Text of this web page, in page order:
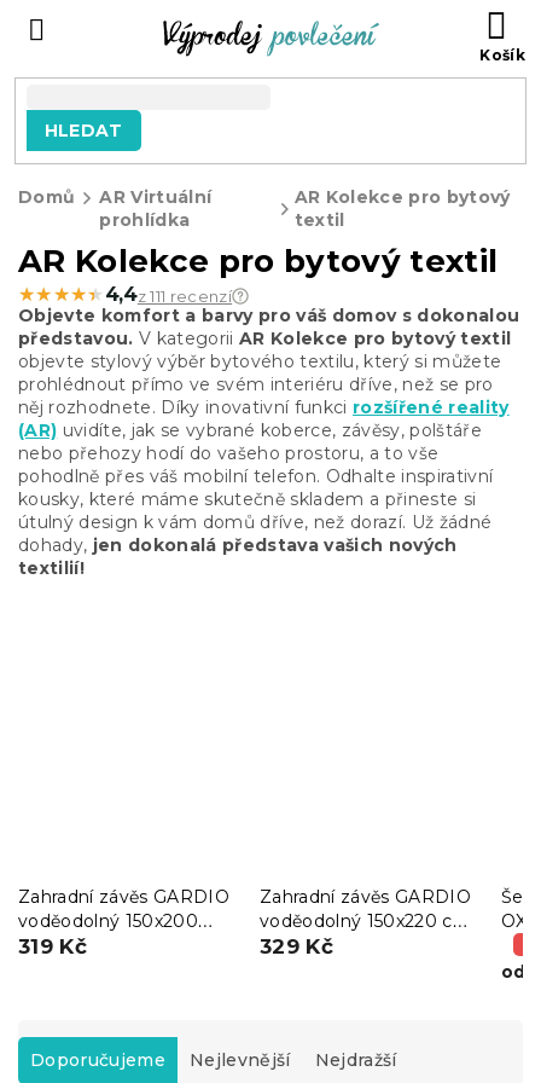
HLEDAT
Domů
AR Virtuální
prohlídka
AR Kolekce pro bytový
textil
AR Kolekce pro bytový textil
★★★★★
★★★★★ 4,4z 111 recenzí
Objevte komfort a barvy pro váš domov s dokonalou
představou. V kategoriiAR Kolekce pro bytový textil
objevte stylový výběr bytového textilu, který si můžete
prohlédnout přímo ve svém interiéru dříve, než se pro
něj rozhodnete. Díky inovativní funkci rozšířené reality
(AR) uvidíte, jak se vybrané koberce, závěsy, polštáře
nebo přehozy hodí do vašeho prostoru, a to vše
pohodlně přes váš mobilní telefon. Odhalte inspirativní
kousky, které máme skutečně skladem a přineste si
útulný design k vám domů dříve, než dorazí. Už žádné
dohady, jen dokonalá představa vašich nových
textilií!
Zahradní závěs GARDIO
voděodolný 150x200
cm, světle béžový
319 Kč
Zahradní závěs GARDIO
voděodolný 150x220 cm,
šedobéžový
329 Kč
od
Ř
Doporučujeme Nejlevnější Nejdražší